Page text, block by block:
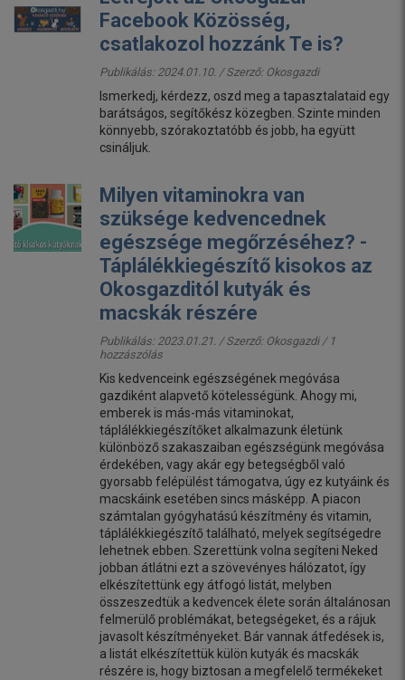
Facebook Közösség,
csatlakozol hozzánk Te is?
Publikálás: 2024.01.10. / Szerző: Okosgazdi
Ismerkedj, kérdezz, oszd meg a tapasztalataid egy
barátságos, segítőkész közegben. Szinte minden
könnyebb, szórakoztatóbb és jobb, ha együtt
csináljuk.
Milyen vitaminokra van
szüksége kedvencednek
egészsége megőrzéséhez? -
Táplálékkiegészítő kisokos az
Okosgazditól kutyák és
macskák részére
Publikálás: 2023.01.21. / Szerző: Okosgazdi / 1
hozzászólás
Kis kedvenceink egészségének megóvása
gazdiként alapvető kötelességünk. Ahogy mi,
emberek is más-más vitaminokat,
táplálékkiegészítőket alkalmazunk életünk
különböző szakaszaiban egészségünk megóvása
érdekében, vagy akár egy betegségből való
gyorsabb felépülést támogatva, úgy ez kutyáink és
macskáink esetében sincs másképp. A piacon
számtalan gyógyhatású készítmény és vitamin,
táplálékkiegészítő található, melyek segítségedre
lehetnek ebben. Szerettünk volna segíteni Neked
jobban átlátni ezt a szövevényes hálózatot, így
elkészítettünk egy átfogó listát, melyben
összeszedtük a kedvencek élete során általánosan
felmerülő problémákat, betegségeket, és a rájuk
javasolt készítményeket. Bár vannak átfedések is,
a listát elkészítettük külön kutyák és macskák
részére is, hogy biztosan a megfelelő termékeket